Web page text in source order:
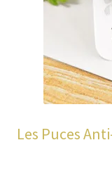
Les Puces